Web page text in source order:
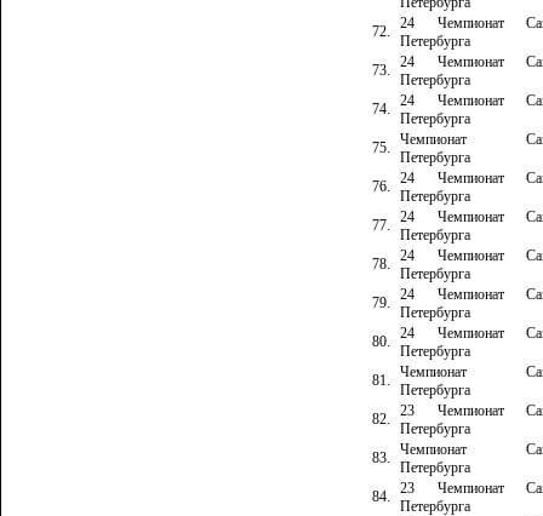
72.
24 Чемпионат
Петербурга
73.
24 Чемпионат
Петербурга
74.
24 Чемпионат
Петербурга
75.
Чемпионат
Петербурга
76.
24 Чемпионат
Петербурга
77.
24 Чемпионат
Петербурга
78.
24 Чемпионат
Петербурга
79.
24 Чемпионат
Петербурга
80.
24 Чемпионат
Петербурга
81.
Чемпионат
Петербурга
82.
23 Чемпионат
Петербурга
83.
Чемпионат
Петербурга
84.
23 Чемпионат
Петербурга